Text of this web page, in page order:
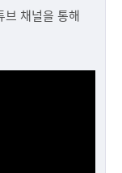
브 채널을 통해